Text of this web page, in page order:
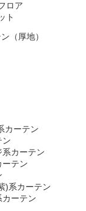
ロア
ト
（厚地）
カーテン
ン
カーテン
ーテン
)系カーテン
ーテン